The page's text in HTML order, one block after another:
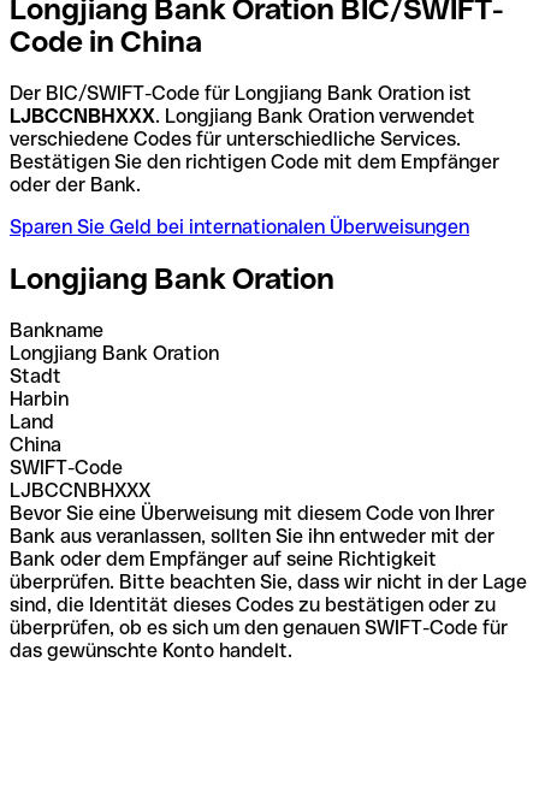
Longjiang Bank Oration BIC/SWIFT-
Code in China
Der BIC/SWIFT-Code für Longjiang Bank Oration ist
LJBCCNBHXXX. Longjiang Bank Oration verwendet
verschiedene Codes für unterschiedliche Services.
Bestätigen Sie den richtigen Code mit dem Empfänger
oder der Bank.
Sparen Sie Geld bei internationalen Überweisungen
Longjiang Bank Oration
Bankname
Longjiang Bank Oration
Stadt
Harbin
Land
China
SWIFT-Code
LJBCCNBHXXX
Bevor Sie eine Überweisung mit diesem Code von Ihrer
Bank aus veranlassen, sollten Sie ihn entweder mit der
Bank oder dem Empfänger auf seine Richtigkeit
überprüfen. Bitte beachten Sie, dass wir nicht in der Lage
sind, die Identität dieses Codes zu bestätigen oder zu
überprüfen, ob es sich um den genauen SWIFT-Code für
das gewünschte Konto handelt.